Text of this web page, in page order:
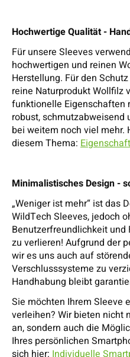
Hochwertige Qualität -
Für unsere Sleeves
hochwertigen und reinen
Herstellung. Für den
reine Naturprodukt Wollfilz
funktionelle Eigenschaften
robust, schmutzabweisend
bei weitem noch viel mehr.
diesem Thema:
Minimalistisches Design -
„Weniger ist mehr“ ist das
WildTech Sleeves, jedoch
Benutzerfreundlichkeit
zu verlieren! Aufgrund der
wir es uns auch auf
Verschlusssysteme zu
Handhabung bleibt
Sie möchten Ihrem Sleeve
verleihen? Wir bieten nicht
an, sondern auch die
Ihres persönlichen